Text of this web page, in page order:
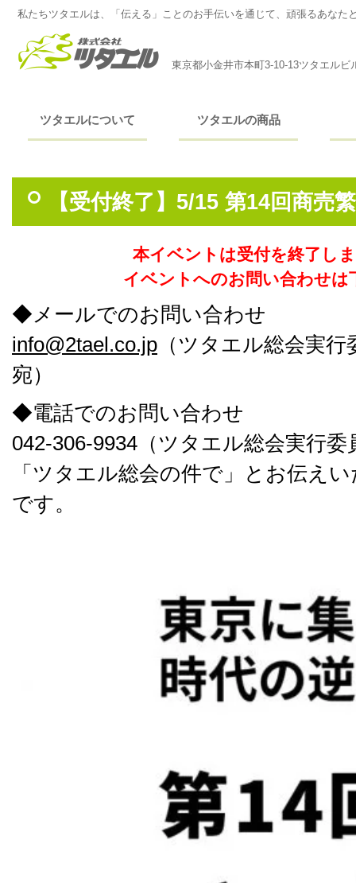
私たちツタエルは、「伝える」ことのお手伝いを通じて、頑張るあなた
東京都小金井市本町3-10-13ツタエルビ
ツタエルについて ツタエルの商品
【受付終了】5/15 第14回商売
本イベントは受付を終了し
イベントへのお問い合わせは
◆メールでのお問い合わせ
info@2tael.co.jp （ツタエル総会実
宛）
◆電話でのお問い合わせ
042-306-9934（ツタエル総会実行
「ツタエル総会の件で」とお伝え
です。